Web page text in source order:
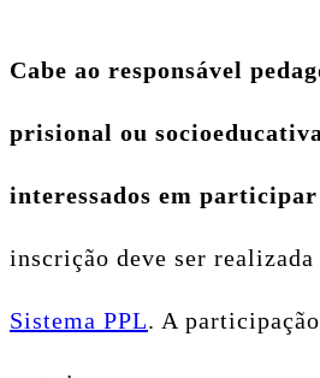
Cabe ao responsável
prisional ou
interessados em participar
inscrição deve ser
Sistema PPL. A